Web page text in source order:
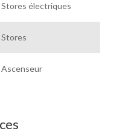
Stores électriques
Stores
Ascenseur